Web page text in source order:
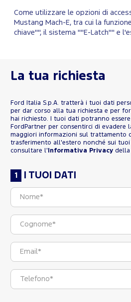
Come utilizzare le opzioni di
Mustang Mach-E, tra cui la
chiave"", il sistema ""E-Latch"" e
La tua richiesta
Ford Italia S.p.A. tratterà i tuoi dati
per dar corso alla tua richiesta e per
hai richiesto. I tuoi dati potranno essere
FordPartner per consentirci di evadere
maggiori informazioni sul trattamento
trasferimento all'estero nonché sui
consultare l' Informativa Privacy della
I TUOI DATI